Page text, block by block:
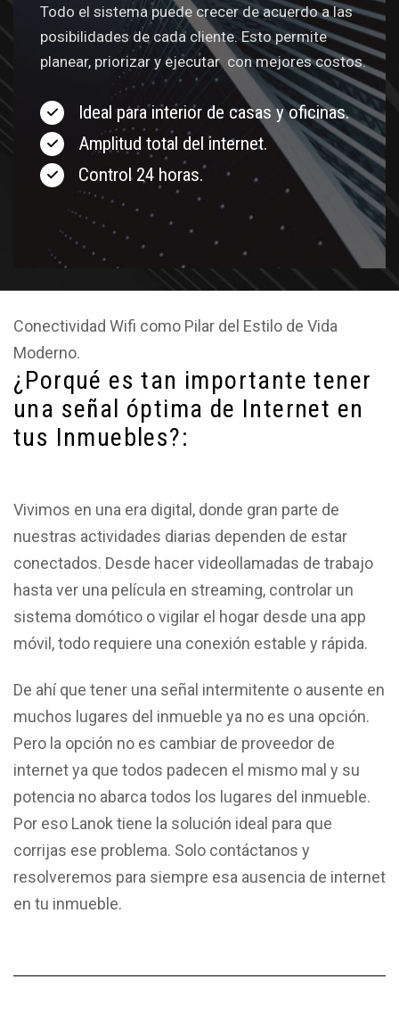
Todo el sistema puede crecer de acuerdo a las
posibilidades de cada cliente. Esto permite
planear, priorizar y ejecutar con mejores costos.
Ideal para interior de casas y oficinas.
Amplitud total del internet.
Control 24 horas.
Conectividad Wifi como Pilar del Estilo de Vida
Moderno.
¿Porqué es tan importante tener
una señal óptima de Internet en
tus Inmuebles?:
Vivimos en una era digital, donde gran parte de
nuestras actividades diarias dependen de estar
conectados. Desde hacer videollamadas de trabajo
hasta ver una película en streaming, controlar un
sistema domótico o vigilar el hogar desde una app
móvil, todo requiere una conexión estable y rápida.
De ahí que tener una señal intermitente o ausente en
muchos lugares del inmueble ya no es una opción.
Pero la opción no es cambiar de proveedor de
internet ya que todos padecen el mismo mal y su
potencia no abarca todos los lugares del inmueble.
Por eso Lanok tiene la solución ideal para que
corrijas ese problema. Solo contáctanos y
resolveremos para siempre esa ausencia de internet
en tu inmueble.